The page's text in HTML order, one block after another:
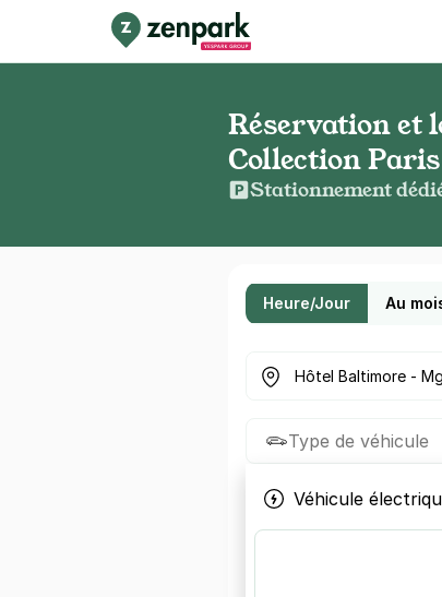
Réservation et
Collection Paris
Stationnement
Heure/Jour Au
Où cherchez-vous un
Type de véhicule
Véhicule